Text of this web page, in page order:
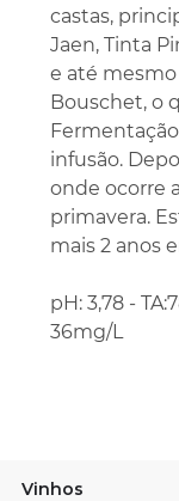
castas,
Jaen, Tinta
e até
Bouschet, o
infusão.
onde ocorre
primavera.
mais 2 anos
pH: 3,78 -
36mg/L
Vinhos